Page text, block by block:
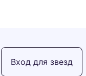
Вход для звезд